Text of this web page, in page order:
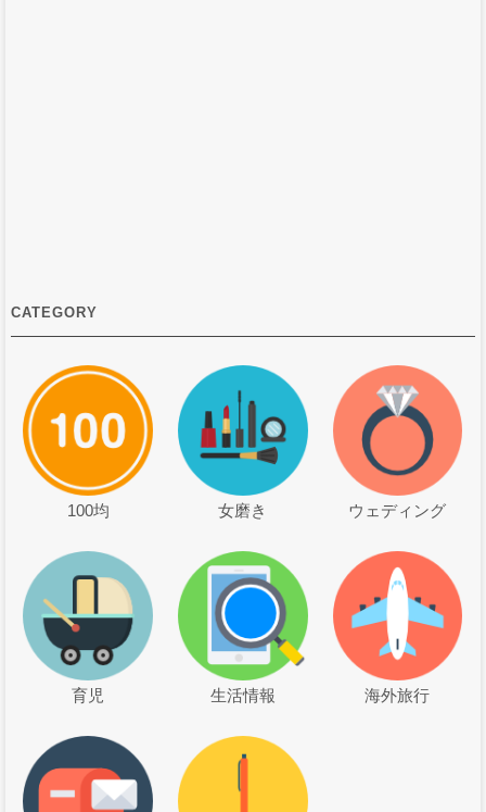
CATEGORY
100均 女磨き ウェディング
育児 生活情報 海外旅行